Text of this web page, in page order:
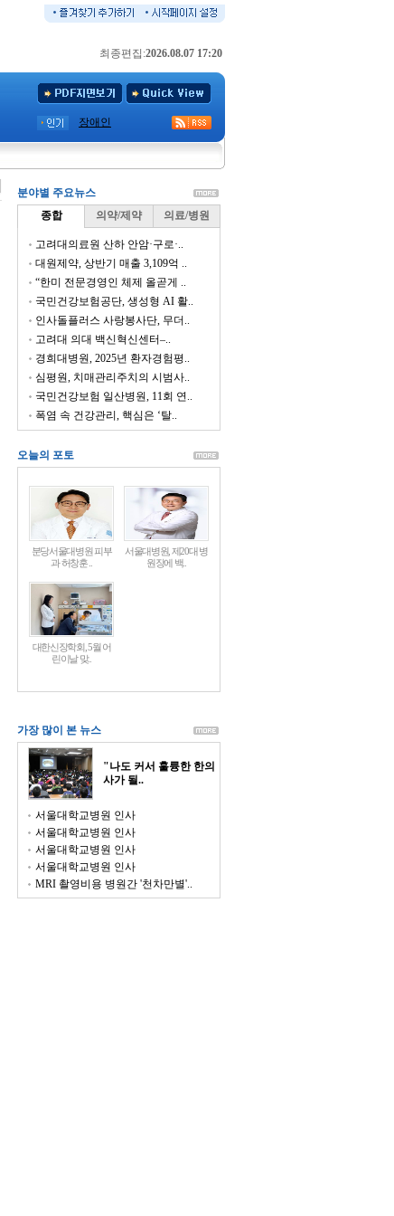
최종편집:2026.08.07 17:20
장애인
분야별 주요뉴스
종합
의약/제약 의료/병원
고려대의료원 산하 안암·구로·..
대원제약, 상반기 매출 3,109억 ..
“한미 전문경영인 체제 올곧게 ..
국민건강보험공단, 생성형 AI 활..
인사돌플러스 사랑봉사단, 무더..
고려대 의대 백신혁신센터–..
경희대병원, 2025년 환자경험평..
심평원, 치매관리주치의 시범사..
국민건강보험 일산병원, 11회 연..
폭염 속 건강관리, 핵심은 ‘탈..
오늘의 포토
분당서울대병원 피부
과 허창훈 ..
서울대병원, 제20대 병
원장에 백..
대한신장학회, 5월 어
린이날 맞..
가장 많이 본 뉴스
"나도 커서 훌륭한 한의
사가 될..
서울대학교병원 인사
서울대학교병원 인사
서울대학교병원 인사
서울대학교병원 인사
MRI 촬영비용 병원간 '천차만별'..